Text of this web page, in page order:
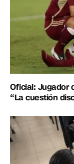
Oficial: Jugador
“La cuestión